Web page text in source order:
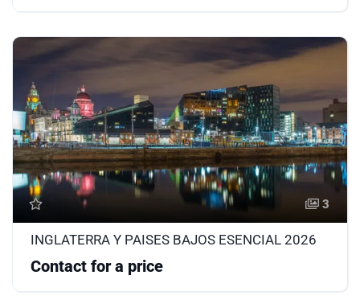
3
INGLATERRA Y PAISES BAJOS ESENCIAL 2026
Contact for a price